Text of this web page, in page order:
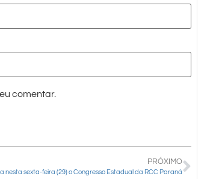
comentar.
PRÓXIMO
nesta sexta-feira (29) o Congresso Estadual da RCC Paraná